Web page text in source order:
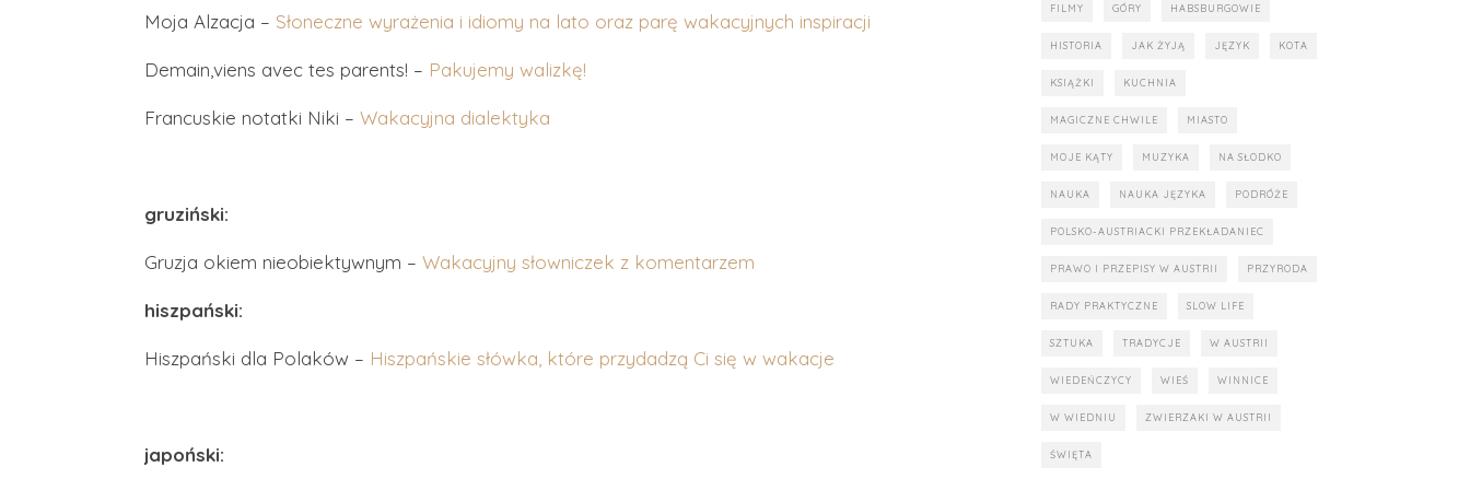
Moja Alzacja – Słoneczne wyrażenia i idiomy na lato oraz parę wakacyjnych inspiracji
Demain,viens avec tes parents! – Pakujemy walizkę!
Francuskie notatki Niki – Wakacyjna dialektyka
gruziński:
Gruzja okiem nieobiektywnym – Wakacyjny słowniczek z komentarzem
hiszpański:
Hiszpański dla Polaków – Hiszpańskie słówka, które przydadzą Ci się w wakacje
japoński:
FILMY GÓRY HABSBURGOWIE
HISTORIA JAK ŻYJĄ JĘZYK KOTA
KSIĄŻKI KUCHNIA
MAGICZNE CHWILE MIASTO
MOJE KĄTY MUZYKA NA SŁODKO
NAUKA NAUKA JĘZYKA PODRÓŻE
POLSKO-AUSTRIACKI PRZEKŁADANIEC
PRAWO I PRZEPISY W AUSTRII PRZYRODA
RADY PRAKTYCZNE SLOW LIFE
SZTUKA TRADYCJE W AUSTRII
WIEDEŃCZYCY WIEŚ WINNICE
W WIEDNIU ZWIERZAKI W AUSTRII
ŚWIĘTA